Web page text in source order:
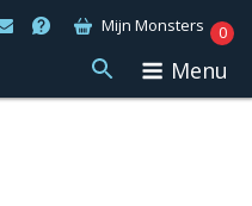
Mijn Monsters 0
Menu